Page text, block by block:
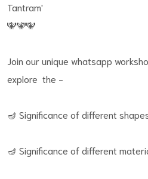
Tantram'
🕎🕎🕎
Join our unique whatsapp
explore the -
🪔 Significance of different
🪔 Significance of different